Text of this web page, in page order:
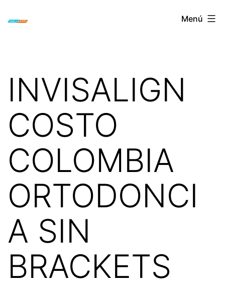
ORTODONCIA
Menú
INVISALIGN
COSTO
COLOMBIA
ORTODONCI
A SIN
BRACKETS